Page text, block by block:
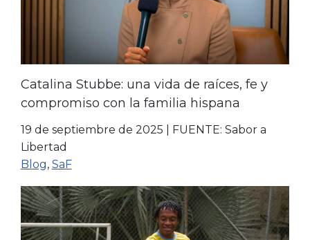
Catalina Stubbe: una vida de raíces, fe y
compromiso con la familia hispana
19 de septiembre de 2025
FUENTE: Sabor a
Libertad
Blog, SaF